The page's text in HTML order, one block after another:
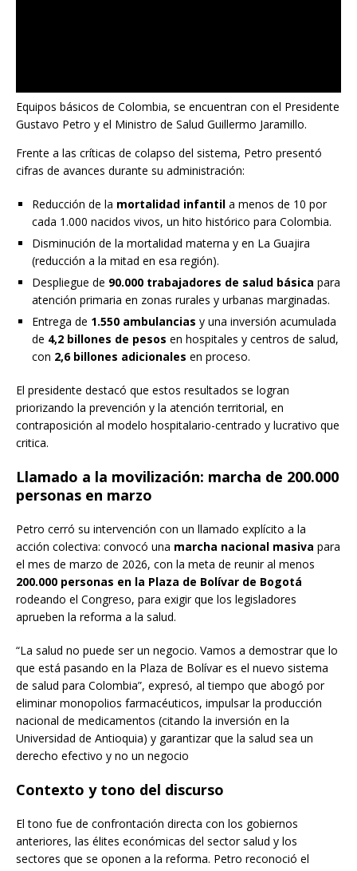
Equipos básicos de Colombia, se encuentran con el Presidente
Gustavo Petro y el Ministro de Salud Guillermo Jaramillo.
Frente a las críticas de colapso del sistema, Petro presentó
cifras de avances durante su administración:
Reducción de la mortalidad infantil a menos de 10 por
cada 1.000 nacidos vivos, un hito histórico para Colombia.
Disminución de la mortalidad materna y en La Guajira
(reducción a la mitad en esa región).
Despliegue de 90.000 trabajadores de salud básica para
atención primaria en zonas rurales y urbanas marginadas.
Entrega de 1.550 ambulancias y una inversión acumulada
de 4,2 billones de pesos en hospitales y centros de salud,
con 2,6 billones adicionales en proceso.
El presidente destacó que estos resultados se logran
priorizando la prevención y la atención territorial, en
contraposición al modelo hospitalario-centrado y lucrativo que
critica.
Llamado a la movilización: marcha de 200.000
personas en marzo
Petro cerró su intervención con un llamado explícito a la
acción colectiva: convocó una marcha nacional masiva para
el mes de marzo de 2026, con la meta de reunir al menos
200.000 personas en la Plaza de Bolívar de Bogotá
rodeando el Congreso, para exigir que los legisladores
aprueben la reforma a la salud.
“La salud no puede ser un negocio. Vamos a demostrar que lo
que está pasando en la Plaza de Bolívar es el nuevo sistema
de salud para Colombia”, expresó, al tiempo que abogó por
eliminar monopolios farmacéuticos, impulsar la producción
nacional de medicamentos (citando la inversión en la
Universidad de Antioquia) y garantizar que la salud sea un
derecho efectivo y no un negocio
Contexto y tono del discurso
El tono fue de confrontación directa con los gobiernos
anteriores, las élites económicas del sector salud y los
sectores que se oponen a la reforma. Petro reconoció el